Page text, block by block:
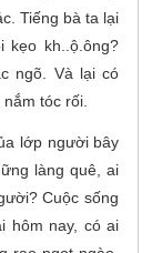
Tiếng bà ta lại
kẹo kh..ộ.ông?
ngõ. Và lại có
tóc rối.
lớp người bây
làng quê, ai
Cuộc sống
hôm nay, có ai